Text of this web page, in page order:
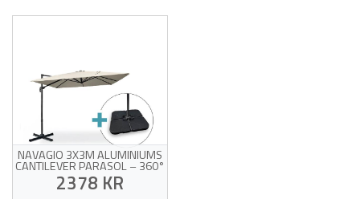
NAVAGIO 3X3M ALUMINIUMS
CANTILEVER PARASOL – 360°
ROTATION, VIPBAR, BEIGE +
BALLASTPLADER
2378 KR